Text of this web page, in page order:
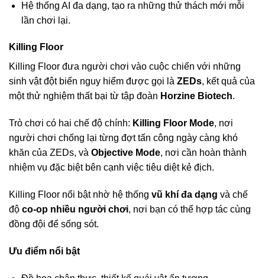
Hệ thống AI đa dạng, tạo ra những thử thách mới mỗi
lần chơi lại.
Killing Floor
Killing Floor đưa người chơi vào cuộc chiến với những
sinh vật đột biến nguy hiểm được gọi là ZEDs, kết quả của
một thử nghiệm thất bại từ tập đoàn Horzine Biotech.
Trò chơi có hai chế độ chính: Killing Floor Mode, nơi
người chơi chống lại từng đợt tấn công ngày càng khó
khăn của ZEDs, và Objective Mode, nơi cần hoàn thành
nhiệm vụ đặc biệt bên cạnh việc tiêu diệt kẻ địch.
Killing Floor nổi bật nhờ hệ thống vũ khí đa dạng và chế
độ co-op nhiều người chơi, nơi bạn có thể hợp tác cùng
đồng đội để sống sót.
Ưu điểm nổi bật